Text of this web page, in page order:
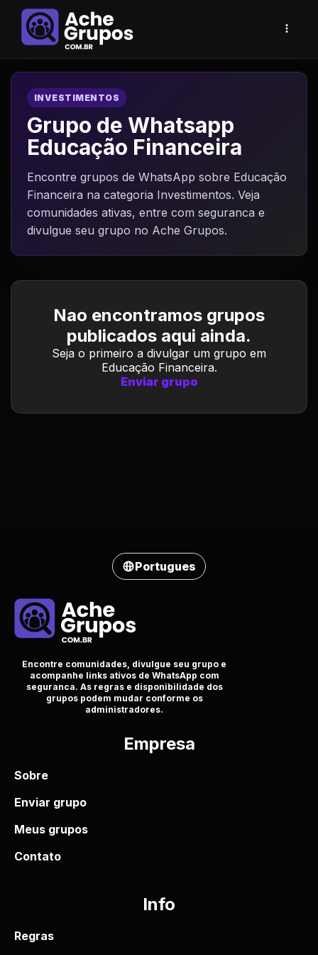
INVESTIMENTOS
Grupo de Whatsapp
Educação Financeira
Encontre grupos de WhatsApp sobre Educação
Financeira na categoria Investimentos. Veja
comunidades ativas, entre com seguranca e
divulgue seu grupo no Ache Grupos.
Nao encontramos grupos
publicados aqui ainda.
Seja o primeiro a divulgar um grupo em
Educação Financeira.
Enviar grupo
Portugues
Encontre comunidades, divulgue seu grupo e
acompanhe links ativos de WhatsApp com
seguranca. As regras e disponibilidade dos
grupos podem mudar conforme os
administradores.
Empresa
Sobre
Enviar grupo
Meus grupos
Contato
Info
Regras